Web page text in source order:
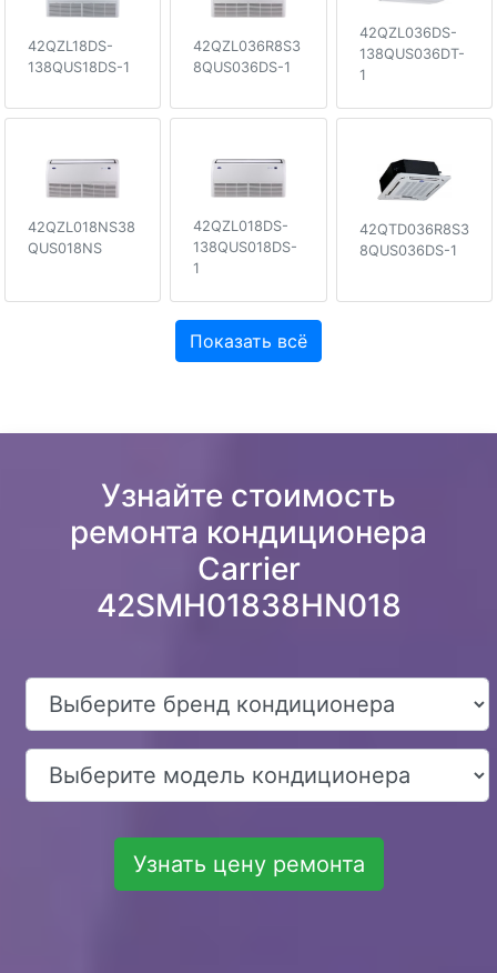
42QZL18DS-
138QUS18DS-1
42QZL036R8S3
8QUS036DS-1
42QZL036DS-
138QUS036DT-
1
42QZL018NS38
QUS018NS
42QZL018DS-
138QUS018DS-
1
42QTD036R8S3
8QUS036DS-1
Показать всё
Узнайте стоимость
ремонта кондиционера
Carrier
42SMH01838HN018
Узнать цену ремонта